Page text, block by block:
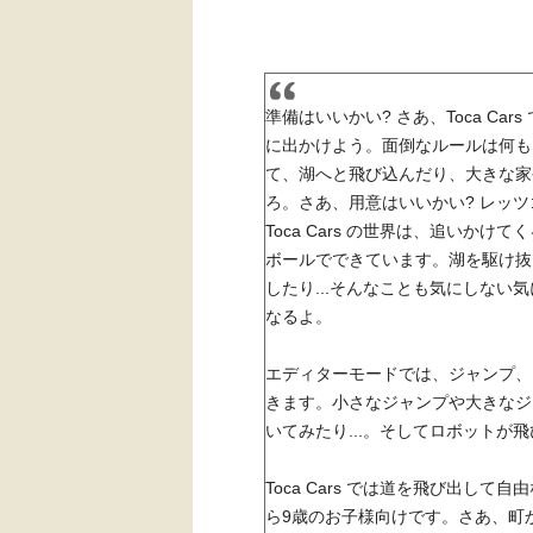
準備はいいかい? さあ、Toca Cars
に出かけよう。面倒なルールは何
て、湖へと飛び込んだり、大きな
ろ。さあ、用意はいいかい? レッ
Toca Cars の世界は、追いかけて
ボールでできています。湖を駆け
したり...そんなことも気にしない
なるよ。
エディターモードでは、ジャンプ
きます。小さなジャンプや大きな
いてみたり...。そしてロボットが
Toca Cars では道を飛び出して自
ら9歳のお子様向けです。さあ、